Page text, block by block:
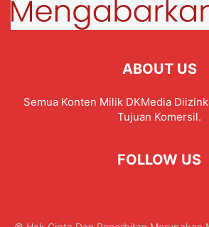
ABOUT US
Semua Konten Milik DKMedia
Tujuan Komersil.
FOLLOW US